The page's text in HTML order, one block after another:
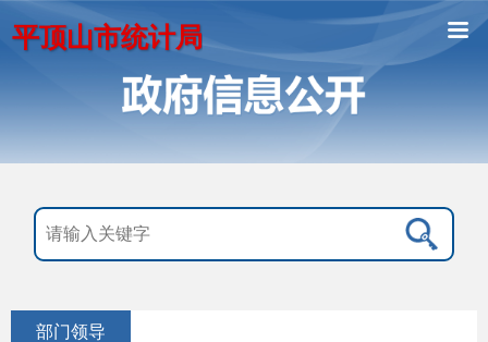
平顶山市统计局
部门领导